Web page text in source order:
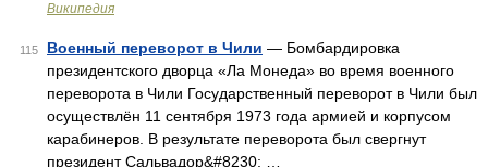
Википедия
115 Военный переворот в Чили — Бомбардировка
президентского дворца «Ла Монеда» во время военного
переворота в Чили Государственный переворот в Чили был
осуществлён 11 сентября 1973 года армией и корпусом
карабинеров. В результате переворота был свергнут
президент Сальвадор&#8230; …